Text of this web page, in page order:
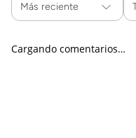
Más reciente
Cargando comentarios…